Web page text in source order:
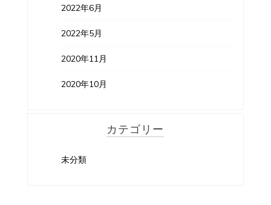
2022年6月
2022年5月
2020年11月
2020年10月
カテゴリー
未分類